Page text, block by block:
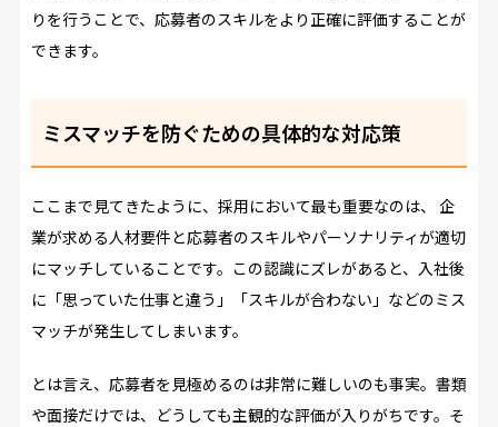
りを行うことで、応募者のスキルをより正確に評価することが
できます。
ミスマッチを防ぐための具体的な対応策
ここまで見てきたように、採用において最も重要なのは、 企
業が求める人材要件と応募者のスキルやパーソナリティが適切
にマッチしていることです。この認識にズレがあると、入社後
に「思っていた仕事と違う」「スキルが合わない」などのミス
マッチが発生してしまいます。
とは言え、応募者を見極めるのは非常に難しいのも事実。書類
や面接だけでは、どうしても主観的な評価が入りがちです。そ